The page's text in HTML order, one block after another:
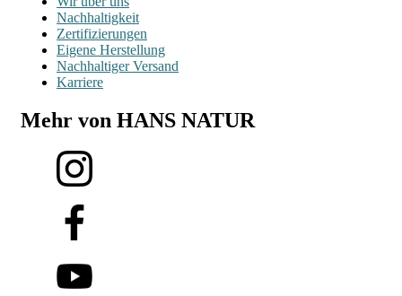
Nachhaltigkeit
Zertifizierungen
Eigene Herstellung
Nachhaltiger Versand
Karriere
Mehr von HANS NATUR